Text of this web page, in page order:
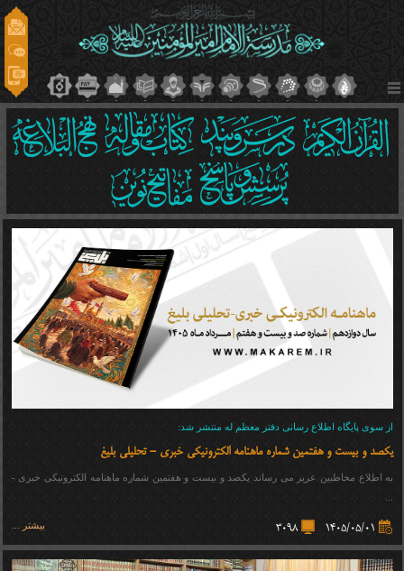
از سوی پایگاه اطلاع رسانی دفتر معظم له منتشر شد:
یکصد و بیست و هفتمین شماره ماهنامه الکترونیکی خبری - تحلیلی بلیغ
به اطلاع مخاطبین عزیز می رساند یکصد و بیست و هفتمین شماره ماهنامه الکترونیکی خبری -
1405/05/01
3098 بیشتر ...